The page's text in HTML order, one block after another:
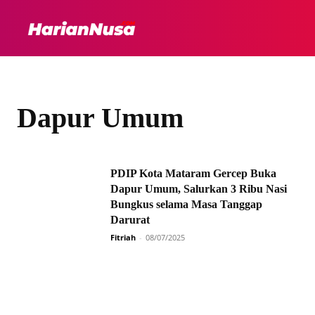
Dapur Umum
PDIP Kota Mataram Gercep Buka
Dapur Umum, Salurkan 3 Ribu Nasi
Bungkus selama Masa Tanggap
Darurat
Fitriah - 08/07/2025